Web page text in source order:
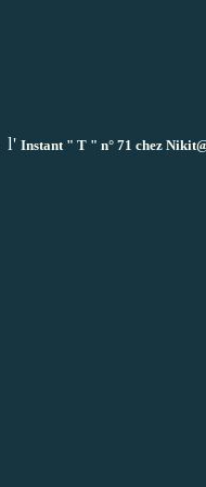
l' Instant " T " n° 71 chez